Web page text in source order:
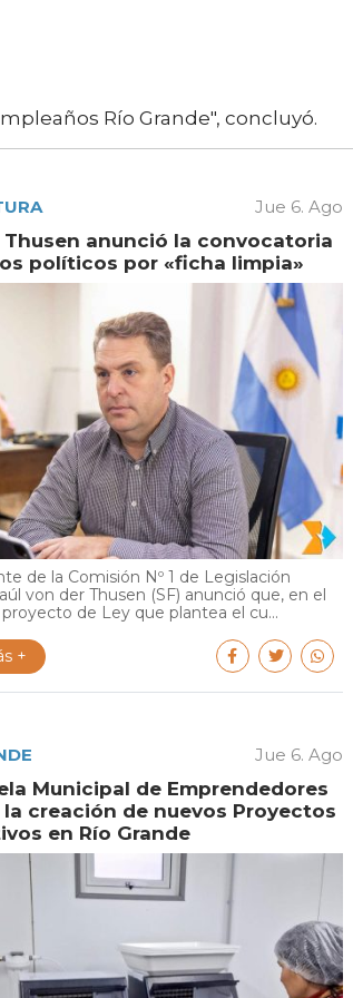
Río Grande", concluyó.
Jue 6. Ago
Thusen anunció la convocatoria
políticos por «ficha limpia»
de la Comisión Nº 1 de Legislación
von der Thusen (SF) anunció que, en el
de Ley que plantea el cu...
+
Jue 6. Ago
Municipal de Emprendedores
la creación de nuevos Proyectos
en Río Grande